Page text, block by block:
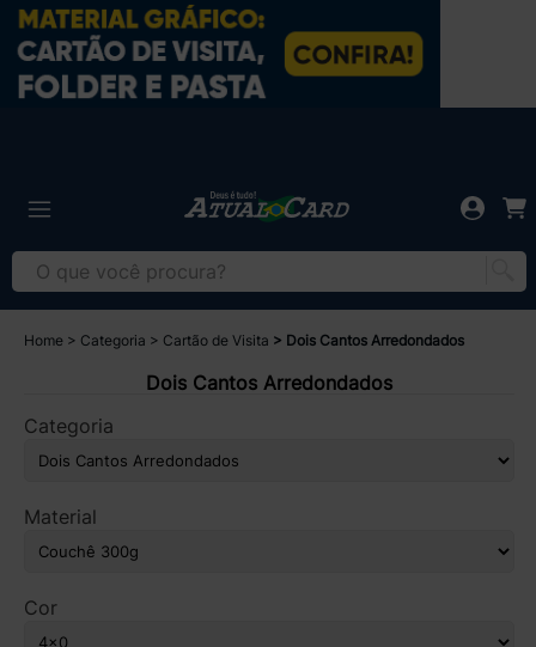
Home Categoria Cartão de Visita Dois Cantos Arredondados
Dois Cantos Arredondados
Categoria
Material
Cor